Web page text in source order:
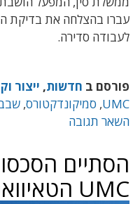
לעבודה סדירה.
פורסם ב חדשות, ייצור
UMC
, סמיקונדקטורס,
השאר תגובה
UMC הטאיוואנית